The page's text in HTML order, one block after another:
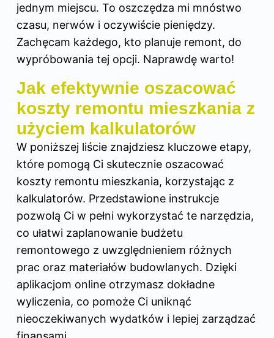
jednym miejscu. To oszczędza mi mnóstwo
czasu, nerwów i oczywiście pieniędzy.
Zachęcam każdego, kto planuje remont, do
wypróbowania tej opcji. Naprawdę warto!
Jak efektywnie oszacować
koszty remontu mieszkania z
użyciem kalkulatorów
W poniższej liście znajdziesz kluczowe etapy,
które pomogą Ci skutecznie oszacować
koszty remontu mieszkania, korzystając z
kalkulatorów. Przedstawione instrukcje
pozwolą Ci w pełni wykorzystać te narzędzia,
co ułatwi zaplanowanie budżetu
remontowego z uwzględnieniem różnych
prac oraz materiałów budowlanych. Dzięki
aplikacjom online otrzymasz dokładne
wyliczenia, co pomoże Ci uniknąć
nieoczekiwanych wydatków i lepiej zarządzać